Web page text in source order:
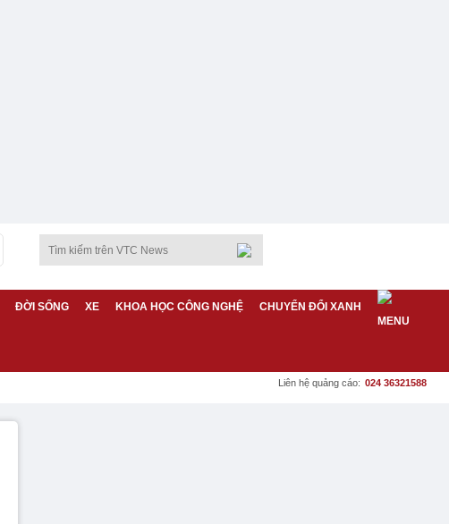
ĐỜI SỐNG XE KHOA HỌC CÔNG NGHỆ CHUYỂN ĐỔI XANH
Liên hệ quảng cáo: 024 36321588